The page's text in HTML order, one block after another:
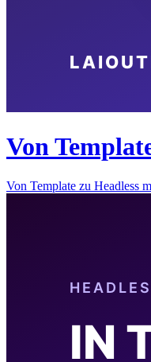
Von
Von Template zu Headless